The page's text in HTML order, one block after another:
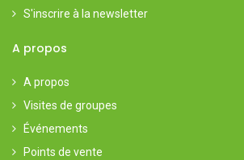
S'inscrire à la newsletter
A propos
A propos
Visites de groupes
Événements
Points de vente